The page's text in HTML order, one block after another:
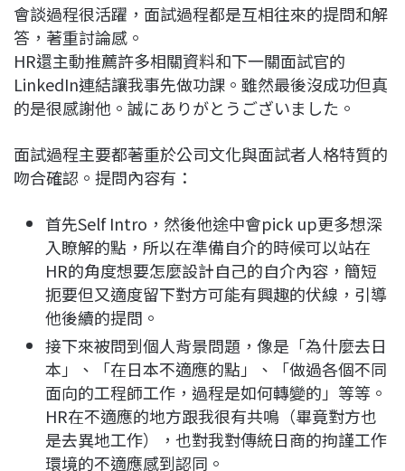
會談過程很活躍，面試過程都是互相往來的提問和解
答，著重討論感。
HR還主動推薦許多相關資料和下一關面試官的
LinkedIn連結讓我事先做功課。雖然最後沒成功但真
的是很感謝他。誠にありがとうございました。
面試過程主要都著重於公司文化與面試者人格特質的
吻合確認。提問內容有：
首先Self Intro，然後他途中會pick up更多想深
入瞭解的點，所以在準備自介的時候可以站在
HR的角度想要怎麼設計自己的自介內容，簡短
扼要但又適度留下對方可能有興趣的伏線，引導
他後續的提問。
接下來被問到個人背景問題，像是「為什麼去日
本」、「在日本不適應的點」、「做過各個不同
面向的工程師工作，過程是如何轉變的」等等。
HR在不適應的地方跟我很有共鳴（畢竟對方也
是去異地工作），也對我對傳統日商的拘謹工作
環境的不適應感到認同。